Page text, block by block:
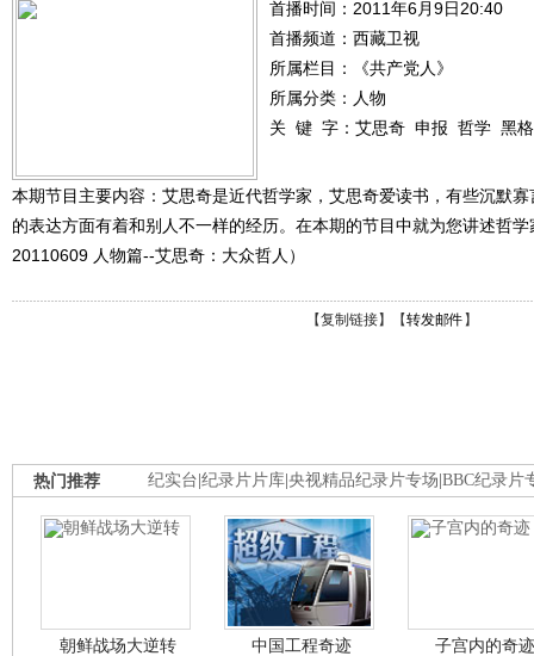
首播时间：2011年6月9日20:40
首播频道： 西藏卫视
所属栏目：
《共产党人》
所属分类：人物
关 键 字： 艾思奇 申报 哲学 黑
本期节目主要内容：艾思奇是近代哲学家，艾思奇爱读书，有些沉默
的表达方面有着和别人不一样的经历。在本期的节目中就为您讲述哲
20110609 人物篇--艾思奇：大众哲人）
【复制链接】【转发邮件 】
纪实台 纪录片片库 央视精品纪录片专场 BBC纪录片
热门推荐
朝鲜战场大逆转 中国工程奇迹 子宫内的奇迹